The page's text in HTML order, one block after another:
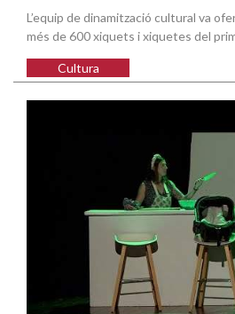
L’equip de dinamització cultural va
més de 600 xiquets i xiquetes del
Cultura